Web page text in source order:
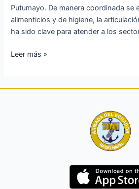
Putumayo. De manera coordinada se
alimenticios y de higiene, la
ha sido clave para atender a los
Leer más »